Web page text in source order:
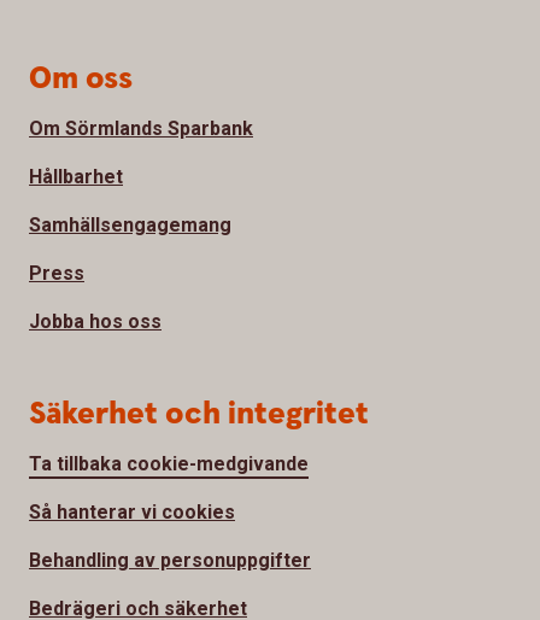
Om oss
Om Sörmlands Sparbank
Hållbarhet
Samhällsengagemang
Press
Jobba hos oss
Säkerhet och integritet
Ta tillbaka cookie-medgivande
Så hanterar vi cookies
Behandling av personuppgifter
Bedrägeri och säkerhet